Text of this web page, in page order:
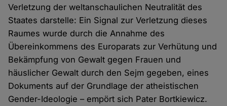
Verletzung der weltanschaulichen Neutralität des
Staates darstelle: Ein Signal zur Verletzung dieses
Raumes wurde durch die Annahme des
Übereinkommens des Europarats zur Verhütung und
Bekämpfung von Gewalt gegen Frauen und
häuslicher Gewalt durch den Sejm gegeben, eines
Dokuments auf der Grundlage der atheistischen
Gender-Ideologie – empört sich Pater Bortkiewicz.